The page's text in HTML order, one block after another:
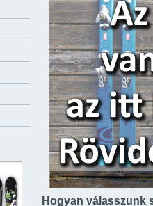
Hogyan válasszunk